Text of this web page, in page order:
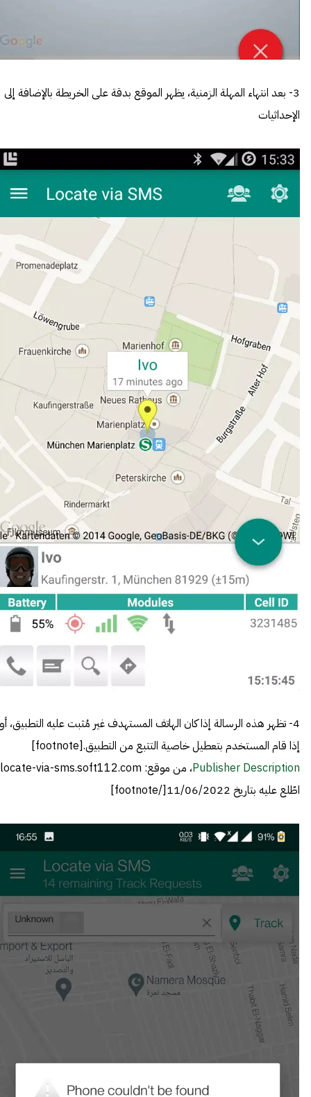
3- بعد انتهاء المهلة الزمنية، يظهر الموقع بدقة على الخريطة بالإضافة إلى
الإحداثيات
4- تظهر هذه الرسالة إذا كان الهاتف المستهدف غير مُثبت عليه التطبيق، أو
إذا قام المستخدم بتعطيل خاصية التتبع من التطبيق.[footnote]
Publisher Description
اطّلع عليه بتاريخ 11/06/2022[/footnote]